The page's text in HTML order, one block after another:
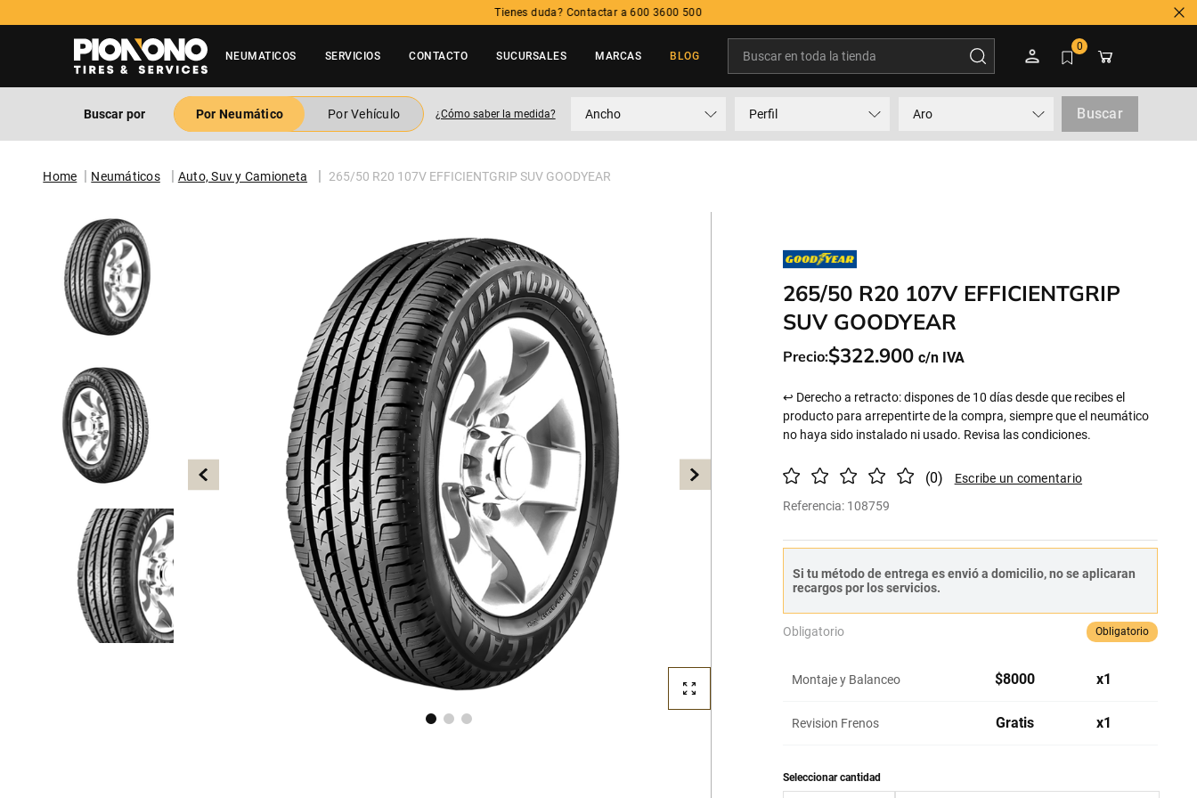
Tienes duda? Contactar a 600 3600 500
NEUMATICOS SERVICIOS CONTACTO SUCURSALES MARCAS BLOG
0
Buscar por Por Neumático Por Vehículo ¿Cómo saber la medida? Ancho Perfil Aro Buscar
Neumáticos Auto, Suv y Camioneta 265/50 R20 107V EFFICIENTGRIP SUV GOODYEAR
265/50 R20 107V EFFICIENTGRIP
SUV GOODYEAR
Precio:$322.900
↩ Derecho a retracto: dispones de 10 días desde que recibes el
producto para arrepentirte de la compra, siempre que el neumático
no haya sido instalado ni usado. Revisa las condiciones.
(0)
Referencia: 108759
Si tu método de entrega es envió a domicilio, no se aplicaran
recargos por los servicios.
Obligatorio Obligatorio
Montaje y Balanceo $8000 x1
Revision Frenos Gratis x1
TÉRMINOS MÁS BUSCADOS
. neumatico
3 . 195
5. 245